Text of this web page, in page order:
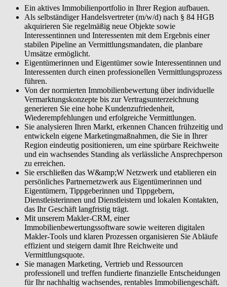
Moderne Tools & CRM effizient einsetzen. Mit unserem Makler-
CRM, einer Immobilienbewertungssoftware sowie weiteren
digitalen Makler-Tools und klaren Prozessen organisieren Sie
Abläufe effizient und steigern damit Ihre Reichweite und
Vermittlungsquote.
Ihr Geschäft unternehmerisch steuern. Sie managen Marketing,
Vertrieb und Ressourcen professionell und treffen fundierte
finanzielle Entscheidungen für Ihr nachhaltig wachsendes, rentables
Immobiliengeschäft.
Ein aktives Immobilienportfolio in Ihrer Region aufbauen.
Als selbständiger Handelsvertreter (m/w/d) nach § 84 HGB
akquirieren Sie regelmäßig neue Objekte sowie
Interessentinnen und Interessenten mit dem Ergebnis einer
stabilen Pipeline an Vermittlungsmandaten, die planbare
Umsätze ermöglicht.
Eigentümerinnen und Eigentümer sowie Interessentinnen und
Interessenten durch einen professionellen Vermittlungsprozess
führen.
Von der normierten Immobilienbewertung über individuelle
Vermarktungskonzepte bis zur Vertragsunterzeichnung
generieren Sie eine hohe Kundenzufriedenheit,
Wiederempfehlungen und erfolgreiche Vermittlungen.
Sie analysieren Ihren Markt, erkennen Chancen frühzeitig und
entwickeln eigene Marketingmaßnahmen, die Sie in Ihrer
Region eindeutig positionieren, um eine spürbare Reichweite
und ein wachsendes Standing als verlässliche Ansprechperson
zu erreichen.
Sie erschließen das W&amp;W Netzwerk und etablieren ein
persönliches Partnernetzwerk aus Eigentümerinnen und
Eigentümern, Tippgeberinnen und Tippgebern,
Dienstleisterinnen und Dienstleistern und lokalen Kontakten,
das Ihr Geschäft langfristig trägt.
Mit unserem Makler-CRM, einer
Immobilienbewertungssoftware sowie weiteren digitalen
Makler-Tools und klaren Prozessen organisieren Sie Abläufe
effizient und steigern damit Ihre Reichweite und
Vermittlungsquote.
Sie managen Marketing, Vertrieb und Ressourcen
professionell und treffen fundierte finanzielle Entscheidungen
für Ihr nachhaltig wachsendes, rentables Immobiliengeschäft.